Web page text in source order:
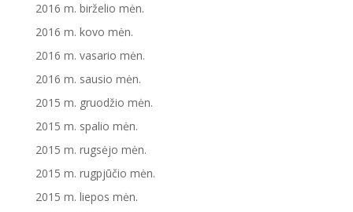
2016 m. birželio mėn.
2016 m. kovo mėn.
2016 m. vasario mėn.
2016 m. sausio mėn.
2015 m. gruodžio mėn.
2015 m. spalio mėn.
2015 m. rugsėjo mėn.
2015 m. rugpjūčio mėn.
2015 m. liepos mėn.